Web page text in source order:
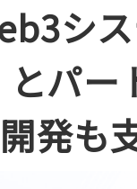
シ
パ
発も